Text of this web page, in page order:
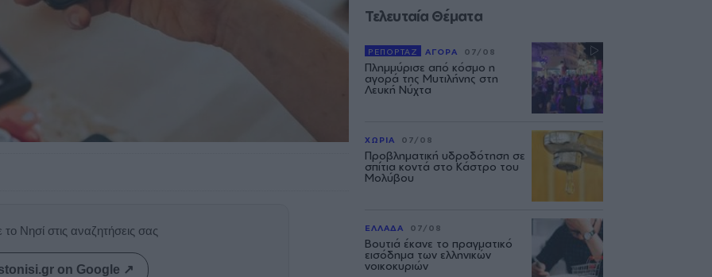
Νησί στις αναζητήσεις σας
on Google ↗
Τελευταία Θέματα
ΡΕΠΟΡΤΑΖ ΑΓΟΡΑ 07/08
Πλημμύρισε από κόσμο η
αγορά της Μυτιλήνης στη
Λευκή Νύχτα
ΧΩΡΙΑ 07/08
Προβληματική υδροδότηση σε
σπίτια κοντά στο Κάστρο του
Μολύβου
ΕΛΛΑΔΑ 07/08
Βουτιά έκανε το πραγματικό
εισόδημα των ελληνικών
νοικοκυριών